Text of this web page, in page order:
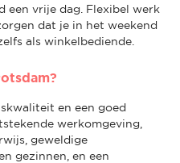
een vrije dag. Flexibel werk
dat je in het weekend
als winkelbediende.
en een goed
werkomgeving,
geweldige
gezinnen, en een